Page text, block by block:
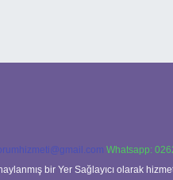
Whatsapp:
bir Yer Sağlayıcı olarak